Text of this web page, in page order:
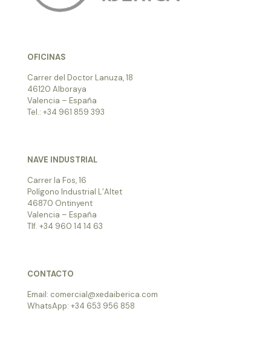
OFICINAS
Carrer del Doctor Lanuza, 18
46120 Alboraya
Valencia – España
Tel.: +34 961 859 393
NAVE INDUSTRIAL
Carrer la Fos, 16
Polígono Industrial L’Altet
46870 Ontinyent
Valencia – España
Tlf. +34 960 14 14 63
CONTACTO
Email: comercial@xedaiberica.com
WhatsApp: +34 653 956 858